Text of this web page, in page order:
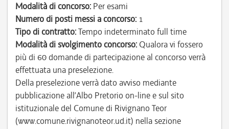
Modalità di concorso: Per esami
Numero di posti messi a concorso: 1
Tipo di contratto:Tempo indeterminato full time
Modalità di svolgimento concorso: Qualora vi fossero
più di 60 domande di partecipazione al concorso verrà
effettuata una preselezione.
Della preselezione verrà dato avviso mediante
pubblicazione all’Albo Pretorio on-line e sul sito
istituzionale del Comune di Rivignano Teor
(www.comune.rivignanoteor.ud.it) nella sezione